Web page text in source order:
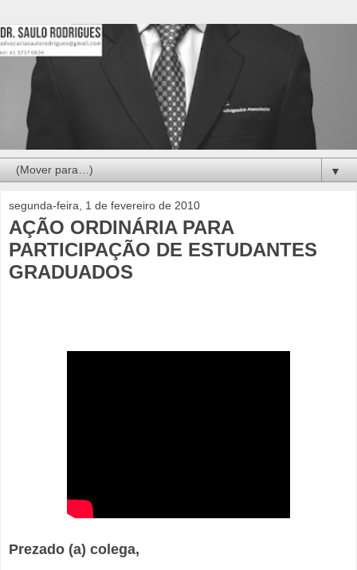
▼
segunda-feira, 1 de fevereiro de 2010
AÇÃO ORDINÁRIA PARA
PARTICIPAÇÃO DE ESTUDANTES
GRADUADOS
Prezado (a) colega,